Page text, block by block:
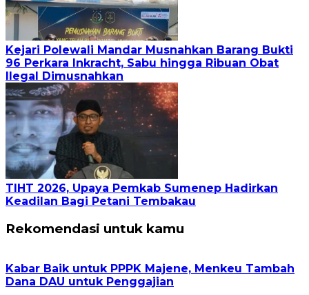
Kejari Polewali Mandar Musnahkan Barang Bukti
96 Perkara Inkracht, Sabu hingga Ribuan Obat
Ilegal Dimusnahkan
TIHT 2026, Upaya Pemkab Sumenep Hadirkan
Keadilan Bagi Petani Tembakau
Rekomendasi untuk kamu
Kabar Baik untuk PPPK Majene, Menkeu Tambah
Dana DAU untuk Penggajian